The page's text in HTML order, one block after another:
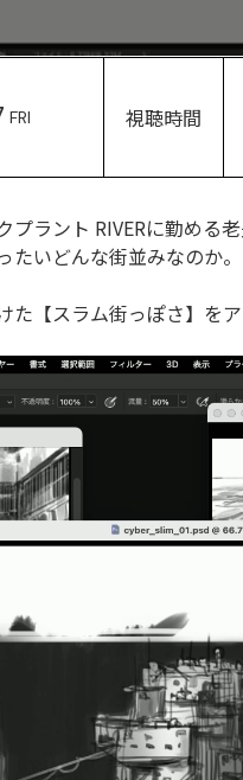
FRI 視聴時間
プラント RIVERに勤める
いどんな街並みなのか。
た【スラム街っぽさ】を